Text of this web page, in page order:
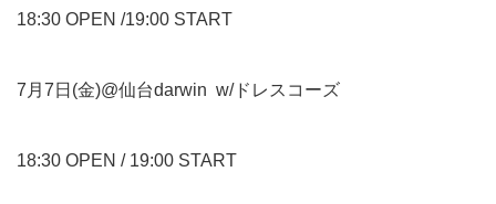
18:30 OPEN /19:00 START
7月7日(金)@仙台darwin w/ドレスコーズ
18:30 OPEN / 19:00 START